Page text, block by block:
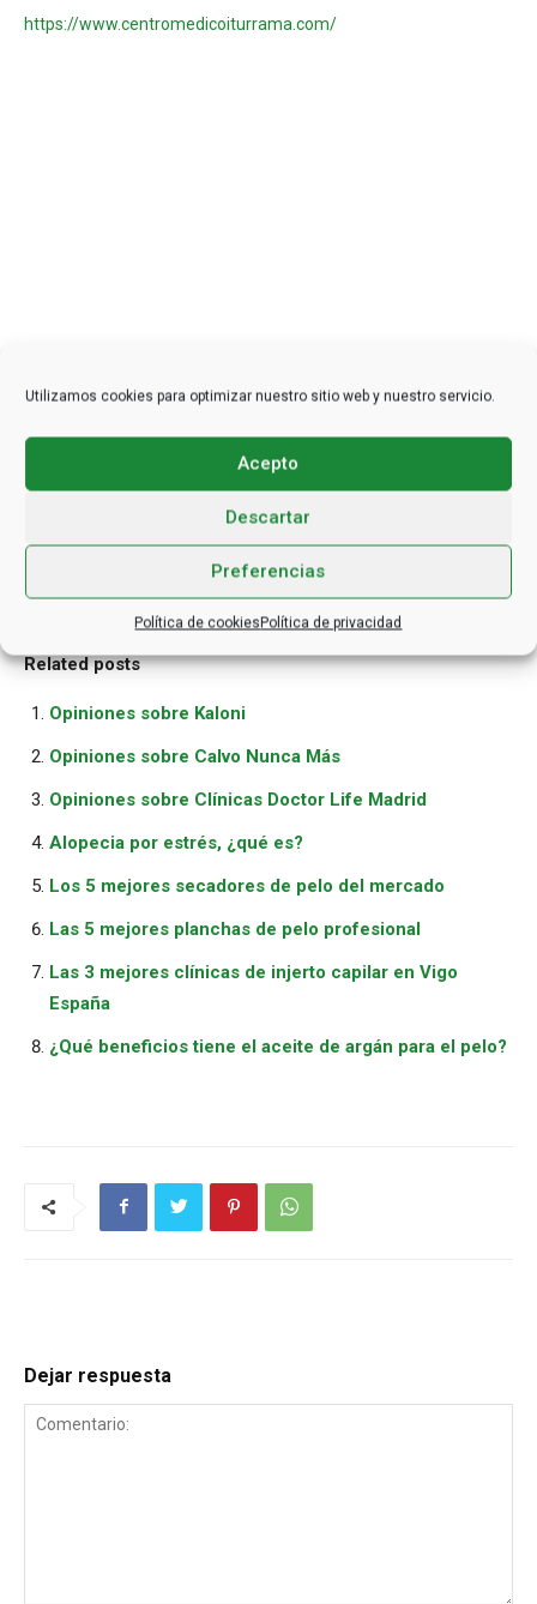
Utilizamos cookies para optimizar nuestro sitio web y nuestro servicio.
Acepto
Descartar
Preferencias
Política de cookiesPolítica de privacidad
https://www.centromedicoiturrama.com/
Related posts
Opiniones sobre Kaloni
Opiniones sobre Calvo Nunca Más
Opiniones sobre Clínicas Doctor Life Madrid
Alopecia por estrés, ¿qué es?
Los 5 mejores secadores de pelo del mercado
Las 5 mejores planchas de pelo profesional
Las 3 mejores clínicas de injerto capilar en Vigo
España
¿Qué beneficios tiene el aceite de argán para el pelo?
Dejar respuesta